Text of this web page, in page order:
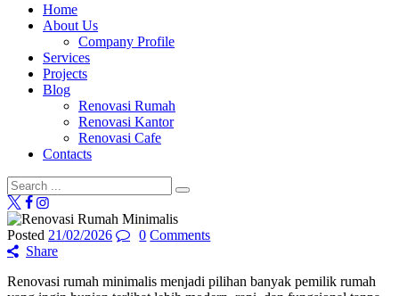
Home
About Us
Company Profile
Services
Projects
Blog
Renovasi Rumah
Renovasi Kantor
Renovasi Cafe
Contacts
Posted 21/02/2026 0 Comments
Share
Renovasi rumah minimalis menjadi pilihan banyak pemilik rumah